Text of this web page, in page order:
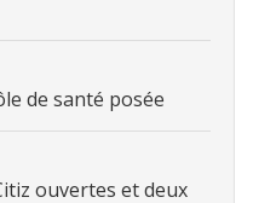
de santé posée
ouvertes et deux